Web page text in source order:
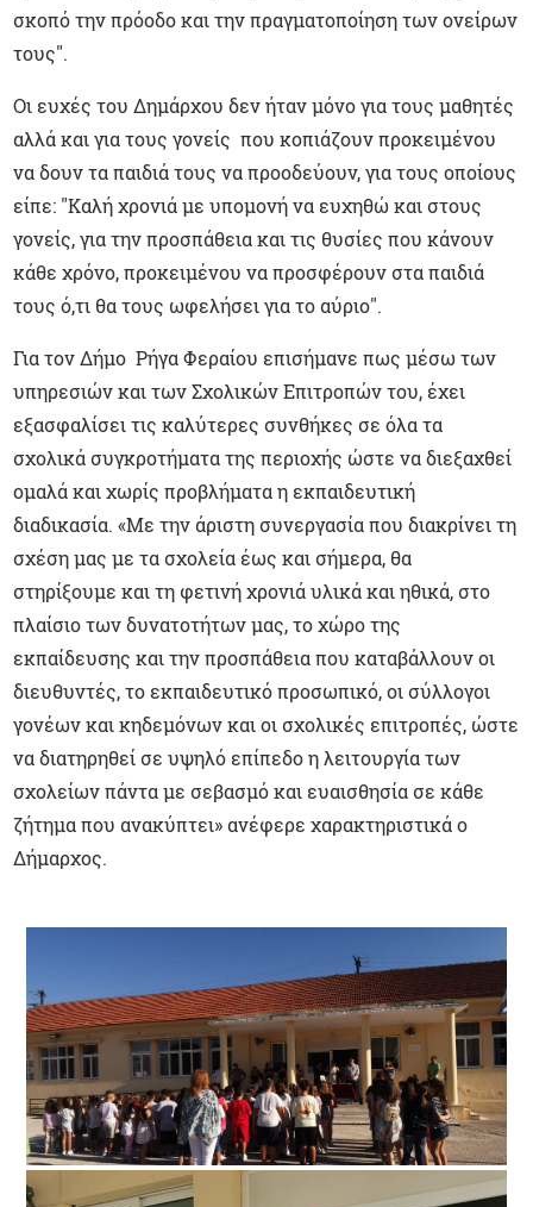
σκοπό την πρόοδο και την πραγματοποίηση των ονείρων
τους".
Οι ευχές του Δημάρχου δεν ήταν μόνο για τους μαθητές
αλλά και για τους γονείς που κοπιάζουν προκειμένου
να δουν τα παιδιά τους να προοδεύουν, για τους οποίους
είπε: "Καλή χρονιά με υπομονή να ευχηθώ και στους
γονείς, για την προσπάθεια και τις θυσίες που κάνουν
κάθε χρόνο, προκειμένου να προσφέρουν στα παιδιά
τους ό,τι θα τους ωφελήσει για το αύριο".
Για τον Δήμο Ρήγα Φεραίου επισήμανε πως μέσω των
υπηρεσιών και των Σχολικών Επιτροπών του, έχει
εξασφαλίσει τις καλύτερες συνθήκες σε όλα τα
σχολικά συγκροτήματα της περιοχής ώστε να διεξαχθεί
ομαλά και χωρίς προβλήματα η εκπαιδευτική
διαδικασία. «Με την άριστη συνεργασία που διακρίνει τη
σχέση μας με τα σχολεία έως και σήμερα, θα
στηρίξουμε και τη φετινή χρονιά υλικά και ηθικά, στο
πλαίσιο των δυνατοτήτων μας, το χώρο της
εκπαίδευσης και την προσπάθεια που καταβάλλουν οι
διευθυντές, το εκπαιδευτικό προσωπικό, οι σύλλογοι
γονέων και κηδεμόνων και οι σχολικές επιτροπές, ώστε
να διατηρηθεί σε υψηλό επίπεδο η λειτουργία των
σχολείων πάντα με σεβασμό και ευαισθησία σε κάθε
ζήτημα που ανακύπτει» ανέφερε χαρακτηριστικά ο
Δήμαρχος.